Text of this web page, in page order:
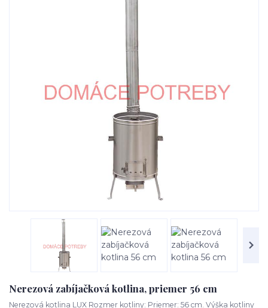
Nerezová zabíjačková kotlina, priemer 56 cm
Nerezová kotlina LUX Rozmer kotliny: Priemer: 56 cm. Výška kotliny